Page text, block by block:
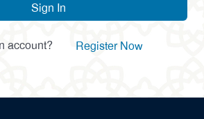
Sign In
account? Register Now